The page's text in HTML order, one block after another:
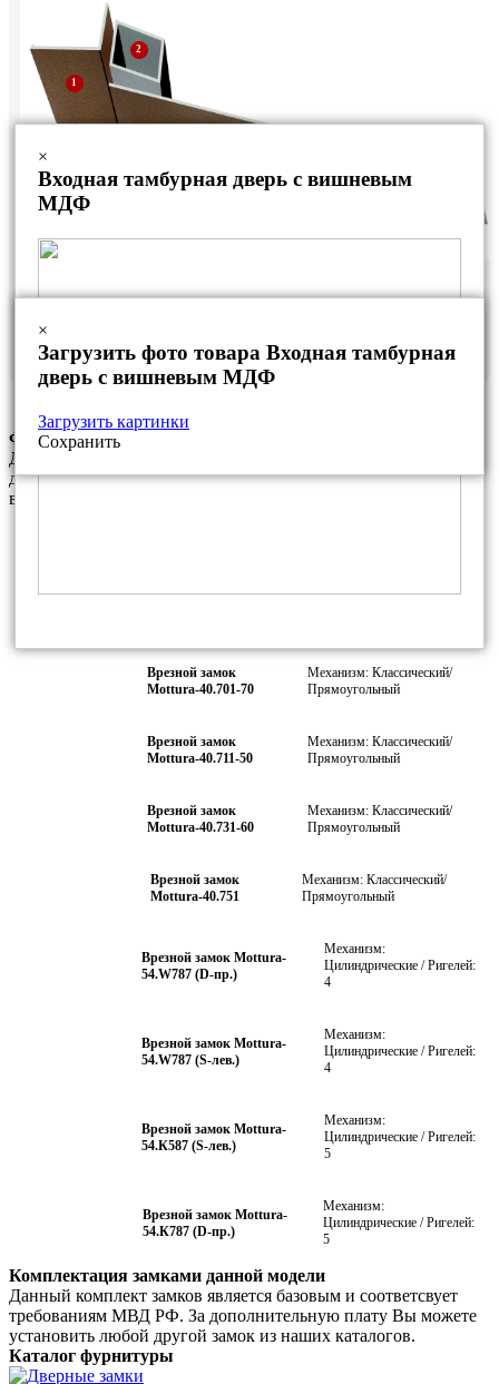
Дверная коробка из уголка
Стальной лист
Фурнитура данной модели
Данный комплект фурнитуры является базовым. За
дополнительную плату Вы можете установить любые другие
варианты фурнитуры из нашего каталога
Врезной замок
Mottura-40.701-70
Механизм: Классический/
Прямоугольный
Врезной замок
Mottura-40.711-50
Механизм: Классический/
Прямоугольный
Врезной замок
Mottura-40.731-60
Механизм: Классический/
Прямоугольный
Врезной замок
Mottura-40.751
Механизм: Классический/
Прямоугольный
Врезной замок Mottura-
54.W787 (D-пр.)
Механизм:
Цилиндрические / Ригелей:
4
Врезной замок Mottura-
54.W787 (S-лев.)
Механизм:
Цилиндрические / Ригелей:
4
Врезной замок Mottura-
54.К587 (S-лев.)
Механизм:
Цилиндрические / Ригелей:
5
Врезной замок Mottura-
54.К787 (D-пр.)
Механизм:
Цилиндрические / Ригелей:
5
Комплектация замками данной модели
Данный комплект замков является базовым и соответсвует
требованиям МВД РФ. За дополнительную плату Вы можете
установить любой другой замок из наших каталогов.
Каталог фурнитуры
×
Входная тамбурная дверь с вишневым
МДФ
×
Загрузить фото товара Входная тамбурная
дверь с вишневым МДФ
Загрузить картинки
Сохранить